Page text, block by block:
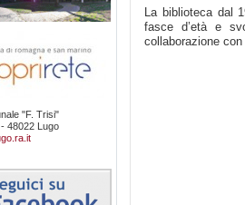
"F. Trisi"
48022 Lugo
La biblioteca dal
fasce d’età e
collaborazione